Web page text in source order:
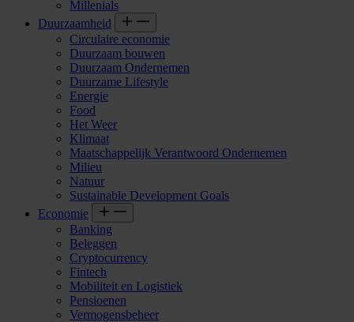
Millenials
Duurzaamheid
Circulaire economie
Duurzaam bouwen
Duurzaam Ondernemen
Duurzame Lifestyle
Energie
Food
Het Weer
Klimaat
Maatschappelijk Verantwoord Ondernemen
Milieu
Natuur
Sustainable Development Goals
Economie
Banking
Beleggen
Cryptocurrency
Fintech
Mobiliteit en Logistiek
Pensioenen
Vermogensbeheer